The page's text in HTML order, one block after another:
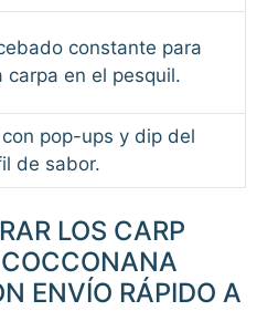
constante para
carpa en el pesquil.
pop-ups y dip del
de sabor.
LOS CARP
ENVÍO RÁPIDO A